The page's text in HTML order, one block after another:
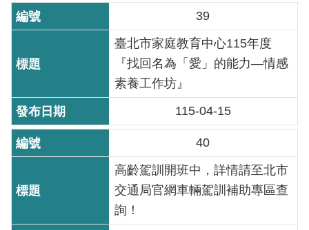
39
臺北市家庭教育中心115年度
『找回名為「愛」的能力—情感
素養工作坊』
115-04-15
40
高齡駕訓開班中，詳情請至北市
交通局官網車輛駕訓補助專區查
詢！